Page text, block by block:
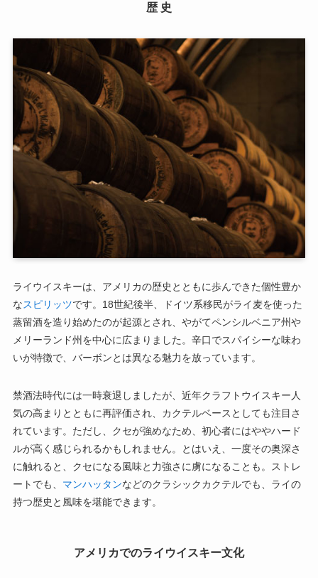
歴 史
ライウイスキーは、アメリカの歴史とともに歩んできた個性豊か
なスピリッツです。18世紀後半、ドイツ系移民がライ麦を使った
蒸留酒を造り始めたのが起源とされ、やがてペンシルベニア州や
メリーランド州を中心に広まりました。辛口でスパイシーな味わ
いが特徴で、バーボンとは異なる魅力を放っています。
禁酒法時代には一時衰退しましたが、近年クラフトウイスキー人
気の高まりとともに再評価され、カクテルベースとしても注目さ
れています。ただし、クセが強めなため、初心者にはややハード
ルが高く感じられるかもしれません。とはいえ、一度その奥深さ
に触れると、クセになる風味と力強さに虜になることも。ストレ
ートでも、 マンハッタンなどのクラシックカクテルでも、ライの
持つ歴史と風味を堪能できます。
アメリカでのライウイスキー文化